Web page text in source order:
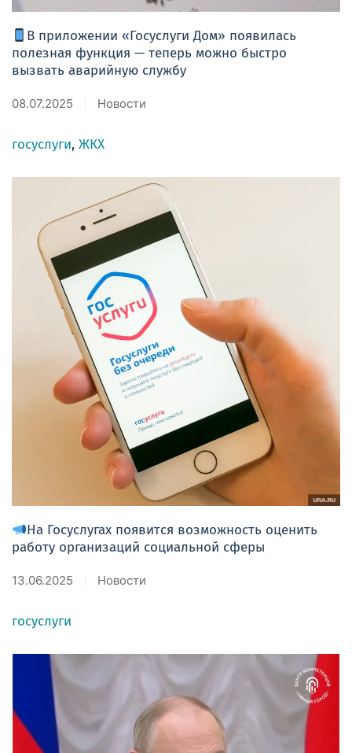
В приложении «Госуслуги Дом» появилась
полезная функция — теперь можно быстро
вызвать аварийную службу
08.07.2025 Новости
госуслуги, ЖКХ
На Госуслугах появится возможность оценить
работу организаций социальной сферы
13.06.2025 Новости
госуслуги